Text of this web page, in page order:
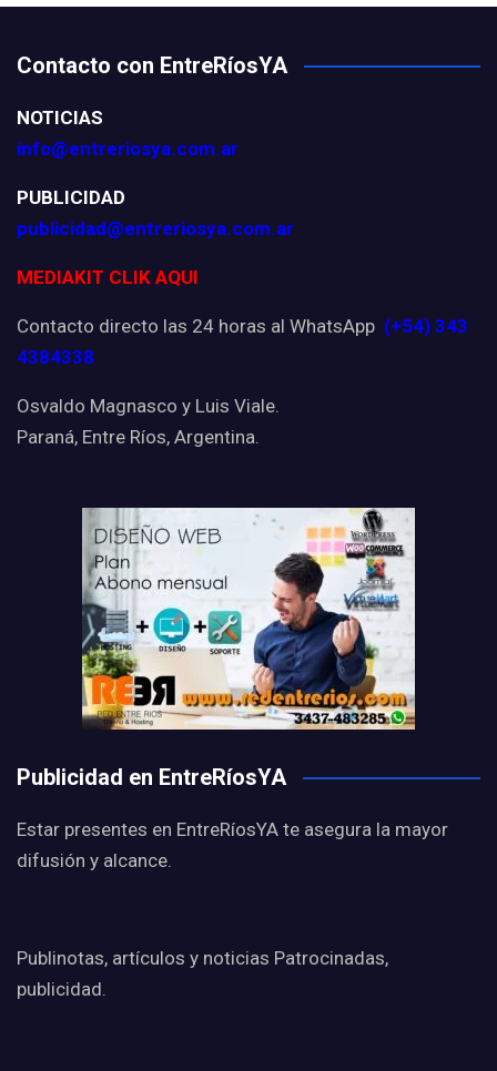
Contacto con EntreRíosYA
NOTICIAS
info@entreriosya.com.ar
PUBLICIDAD
publicidad@entreriosya.com.ar
MEDIAKIT CLIK AQUI
Contacto directo las 24 horas al WhatsApp (+54) 343
4384338
Osvaldo Magnasco y Luis Viale.
Paraná, Entre Ríos, Argentina.
Publicidad en EntreRíosYA
Estar presentes en EntreRíosYA te asegura la mayor
difusión y alcance.
Publinotas, artículos y noticias Patrocinadas,
publicidad.